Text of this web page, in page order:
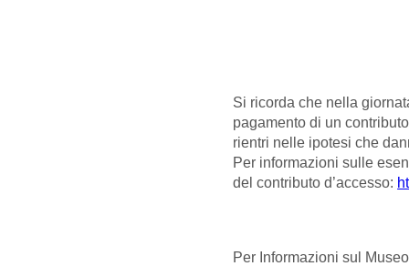
Si ricorda che nella
pagamento di un
rientri nelle ipotesi che
Per informazioni sulle
del contributo d’accesso:
Per Informazioni sul